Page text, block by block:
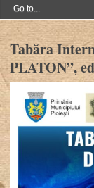
Tabăra
PLATON”,